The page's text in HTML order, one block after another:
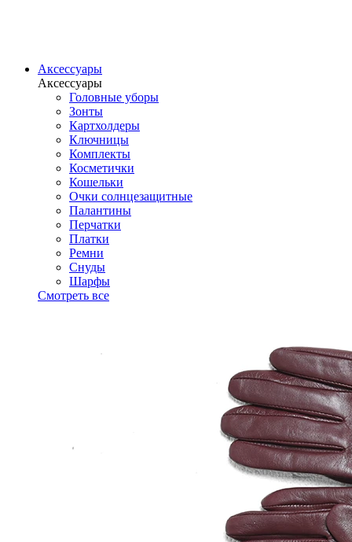
Аксессуары
Аксессуары
Головные уборы
Зонты
Картхолдеры
Ключницы
Комплекты
Косметички
Кошельки
Очки солнцезащитные
Палантины
Перчатки
Платки
Ремни
Снуды
Шарфы
Смотреть все